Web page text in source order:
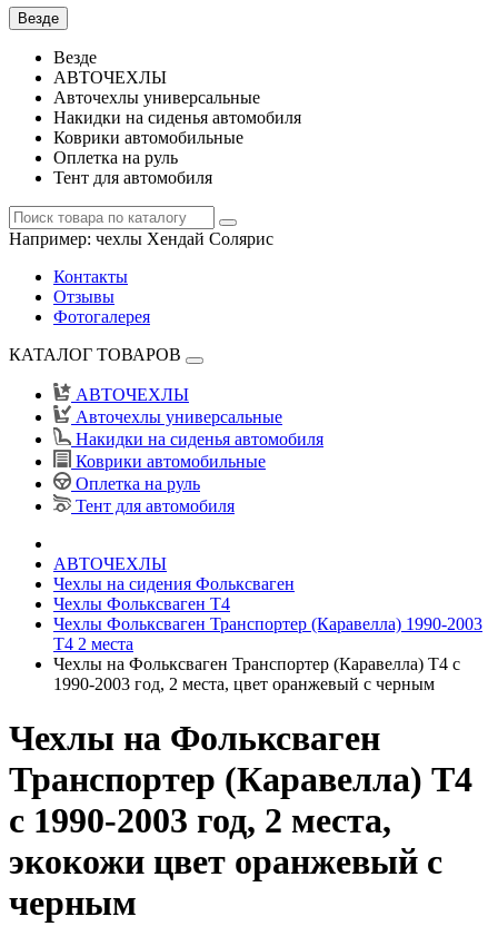
Везде
Везде
АВТОЧЕХЛЫ
Авточехлы универсальные
Накидки на сиденья автомобиля
Коврики автомобильные
Оплетка на руль
Тент для автомобиля
Например: чехлы Хендай Солярис
Контакты
Отзывы
Фотогалерея
КАТАЛОГ ТОВАРОВ
АВТОЧЕХЛЫ
Авточехлы универсальные
Накидки на сиденья автомобиля
Коврики автомобильные
Оплетка на руль
Тент для автомобиля
АВТОЧЕХЛЫ
Чехлы на сидения Фольксваген
Чехлы Фольксваген Т4
Чехлы Фольксваген Транспортер (Каравелла) 1990-2003
Т4 2 места
Чехлы на Фольксваген Транспортер (Каравелла) Т4 с
1990-2003 год, 2 места, цвет оранжевый с черным
Чехлы на Фольксваген
Транспортер (Каравелла) Т4
с 1990-2003 год, 2 места,
экокожи цвет оранжевый с
черным